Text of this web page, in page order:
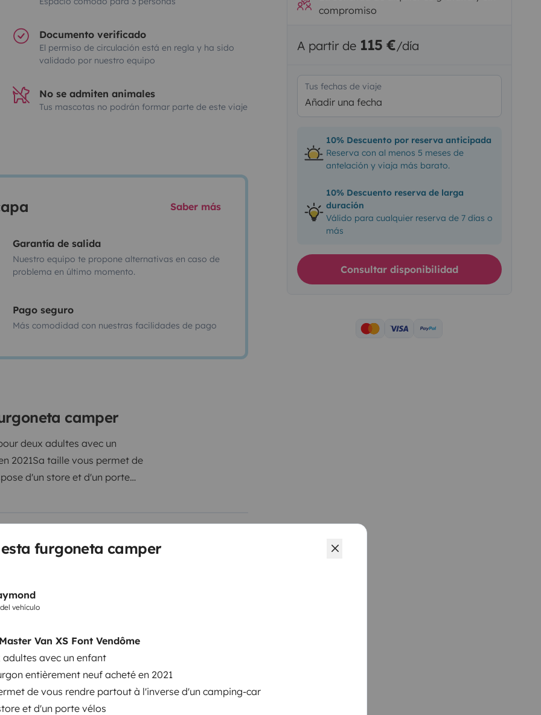
furgoneta camper
vehículo
Van XS Font Vendôme
avec un enfant
entièrement neuf acheté en 2021
de vous rendre partout à l'inverse d'un camping-car
et d'un porte vélos
Documento verificado
El permiso de circulación está en regla y ha sido
validado por nuestro equipo
No se admiten animales
Tus mascotas no podrán formar parte de este viaje
Saber más
Garantía de salida
Nuestro equipo te propone alternativas en caso de
problema en último momento.
Pago seguro
Más comodidad con nuestras facilidades de pago
camper
deux adultes avec un
2021Sa taille vous permet de
d'un store et d'un porte
Nous vous laissons le soin de
d'oreillers et
personnel à la place du
privé et clos avec vidéo
lors de la conduite
minutes à pieds d'une gare
poucesPeinture métallisée gris
avec commande au
Système électrique
25 31
Camas 2
Cama transversal
1360x1910 cm
compromiso
A partir de 115 €/día
Tus fechas de viaje
Añadir una fecha
10% Descuento por reserva anticipada
Reserva con al menos 5 meses de
antelación y viaja más barato.
10% Descuento reserva de larga
duración
Válido para cualquier reserva de 7 días o
más
Consultar disponibilidad